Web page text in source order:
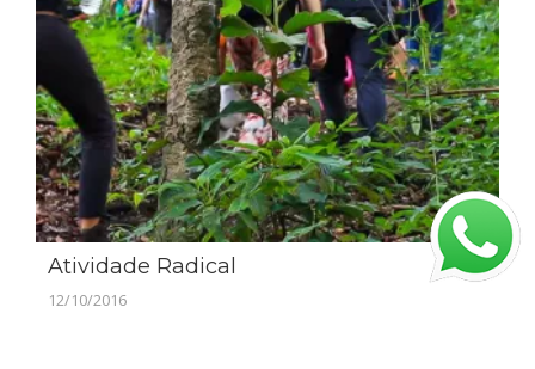
Atividade Radical
12/10/2016